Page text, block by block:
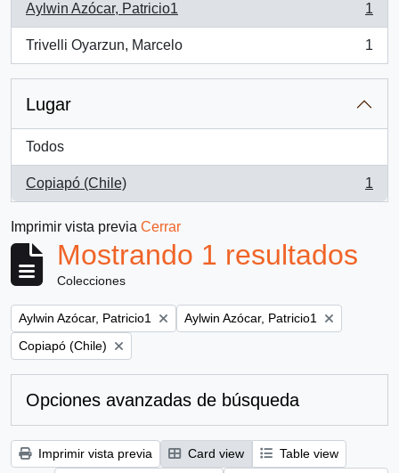
Aylwin Azócar, Patricio1
, 1 resultados
1
Trivelli Oyarzun, Marcelo
, 1 resultados
1
Lugar
Todos
Copiapó (Chile)
, 1 resultados
1
Imprimir vista previa Cerrar
Mostrando 1 resultados
Colecciones
Remove filter:
Aylwin Azócar, Patricio1 Remove filter:
Aylwin Azócar, Patricio1
Remove filter:
Copiapó (Chile)
Opciones avanzadas de búsqueda
Imprimir vista previa Card view
Table view